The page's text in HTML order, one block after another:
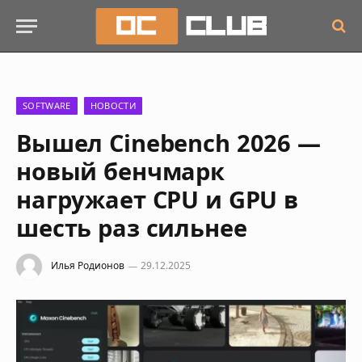
SOFTWARE НОВОСТИ
Вышел Cinebench 2026 —
новый бенчмарк
нагружает CPU и GPU в
шесть раз сильнее
Илья Родионов 29.12.2025